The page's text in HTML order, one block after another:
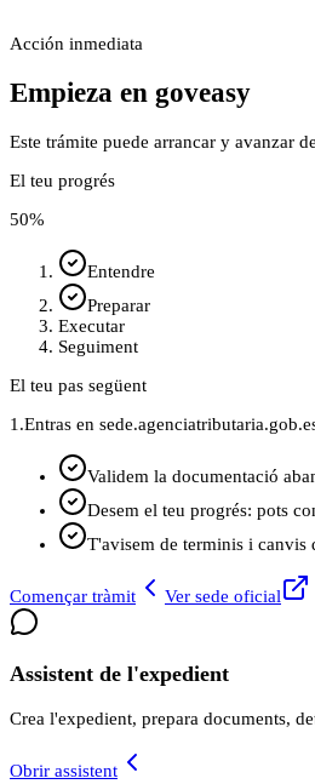
Acción inmediata
Empieza en goveasy
Este trámite puede arrancar y avanzar
El teu progrés
50%
Entendre
Preparar
Executar
Seguiment
El teu pas següent
1.Entras en
Validem la documentació
Desem el teu progrés: pots
T'avisem de terminis i canvis
Començar tràmit Ver sede oficial
Assistent de l'expedient
Crea l'expedient, prepara documents,
Obrir assistent